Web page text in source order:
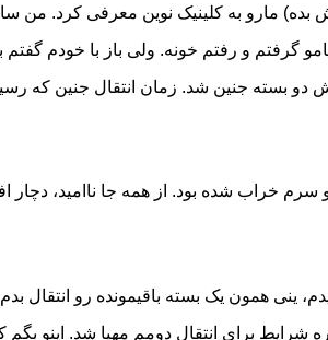
هامو گرفتم و رفتم خونه. ولی باز با خودم
بسته جنین شد. زمان انتقال جنین که
سرم خراب شده بود. از همه جا ناامید،
امیدم، ینی همون یک بسته باقیمونده رو
شرایط برای انتقال دومم مهیا شد. اینو